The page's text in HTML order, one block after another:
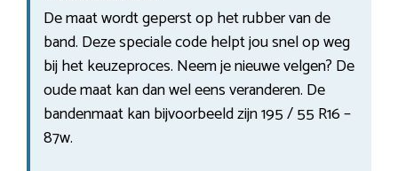
De maat wordt geperst op het rubber van de
band. Deze speciale code helpt jou snel op weg
bij het keuzeproces. Neem je nieuwe velgen? De
oude maat kan dan wel eens veranderen. De
bandenmaat kan bijvoorbeeld zijn 195 / 55 R16 –
87w.